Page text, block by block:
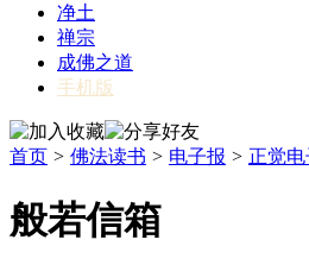
净土
禅宗
成佛之道
手机版
首页 > 佛法读书 > 电子报 > 正觉电
般若信箱